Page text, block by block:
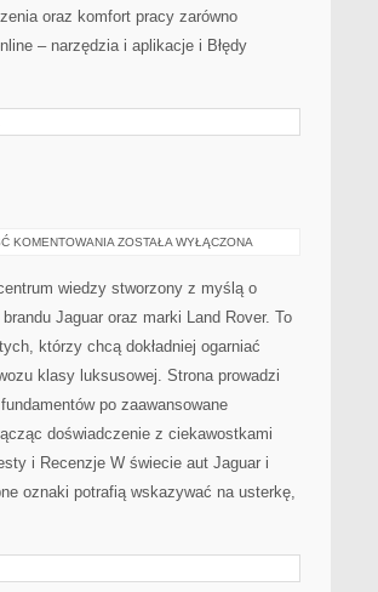
oraz komfort pracy zarówno
– narzędzia i aplikacje i Błędy
KOMENTOWANIA TUNING
ZOSTAŁA WYŁĄCZONA
wiedzy stworzony z myślą o
Jaguar oraz marki Land Rover. To
którzy chcą dokładniej ogarniać
klasy luksusowej. Strona prowadzi
po zaawansowane
doświadczenie z ciekawostkami
i Recenzje W świecie aut Jaguar i
oznaki potrafią wskazywać na usterkę,